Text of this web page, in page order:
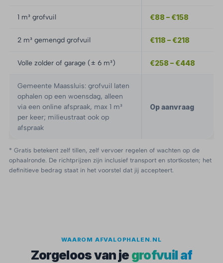
1 m³ grofvuil €88 – €158
2 m³ gemengd grofvuil €118 – €218
Volle zolder of garage (± 6 m³) €258 – €448
Gemeente Maassluis: grofvuil laten
ophalen op een woensdag, alleen
via een online afspraak, max 1 m³
per keer; milieustraat ook op
afspraak
Op aanvraag
* Gratis betekent zelf tillen, zelf vervoer regelen of wachten op de
ophaalronde. De richtprijzen zijn inclusief transport en stortkosten; het
definitieve bedrag staat in het voorstel dat jij accepteert.
WAAROM AFVALOPHALEN.NL
Zorgeloos van je grofvuil af